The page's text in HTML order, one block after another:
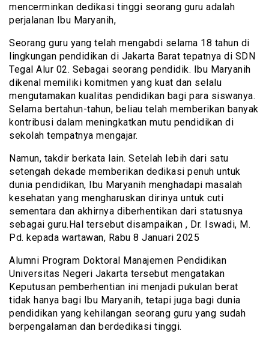
mencerminkan dedikasi tinggi seorang guru adalah
perjalanan Ibu Maryanih,
Seorang guru yang telah mengabdi selama 18 tahun di
lingkungan pendidikan di Jakarta Barat tepatnya di SDN
Tegal Alur 02. Sebagai seorang pendidik. Ibu Maryanih
dikenal memiliki komitmen yang kuat dan selalu
mengutamakan kualitas pendidikan bagi para siswanya.
Selama bertahun-tahun, beliau telah memberikan banyak
kontribusi dalam meningkatkan mutu pendidikan di
sekolah tempatnya mengajar.
Namun, takdir berkata lain. Setelah lebih dari satu
setengah dekade memberikan dedikasi penuh untuk
dunia pendidikan, Ibu Maryanih menghadapi masalah
kesehatan yang mengharuskan dirinya untuk cuti
sementara dan akhirnya diberhentikan dari statusnya
sebagai guru.Hal tersebut disampaikan , Dr. Iswadi, M.
Pd. kepada wartawan, Rabu 8 Januari 2025
Alumni Program Doktoral Manajemen Pendidikan
Universitas Negeri Jakarta tersebut mengatakan
Keputusan pemberhentian ini menjadi pukulan berat
tidak hanya bagi Ibu Maryanih, tetapi juga bagi dunia
pendidikan yang kehilangan seorang guru yang sudah
berpengalaman dan berdedikasi tinggi.